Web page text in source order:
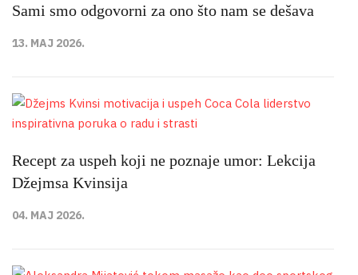
Sami smo odgovorni za ono što nam se dešava
13. MAJ 2026.
Recept za uspeh koji ne poznaje umor: Lekcija
Džejmsa Kvinsija
04. MAJ 2026.